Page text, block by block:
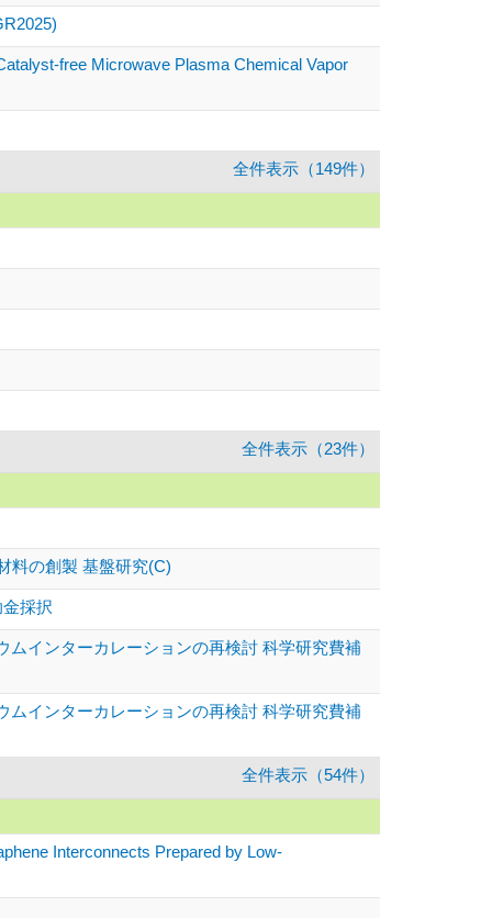
free Microwave Plasma Chemical Vapor
全件表示（149件）
全件表示（23件）
料の創製 基盤研究(C)
採択
ムインターカレーションの再検討 科学研究費補
ムインターカレーションの再検討 科学研究費補
全件表示（54件）
Interconnects Prepared by Low-